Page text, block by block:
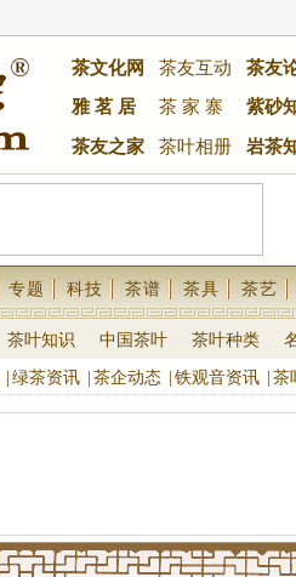
茶文化网 茶友互动
茶友
雅 茗 居
茶 家 寨 紫砂
茶友之家 茶叶相册 岩茶
专题 科技 茶谱 茶具 茶艺
茶叶知识 中国茶叶 茶叶种类
绿茶资讯 茶企动态 铁观音资讯 茶